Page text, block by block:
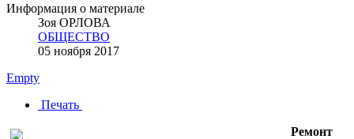
Информация о материале
Зоя ОРЛОВА
ОБЩЕСТВО
05 ноября 2017
Empty
Печать
Ремонт